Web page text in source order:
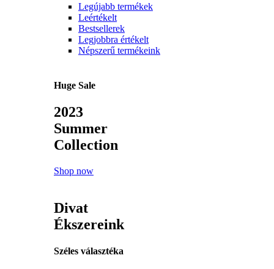
Legújabb termékek
Leértékelt
Bestsellerek
Legjobbra értékelt
Népszerű termékeink
Huge Sale
2023
Summer
Collection
Shop now
Divat
Ékszereink
Széles választéka